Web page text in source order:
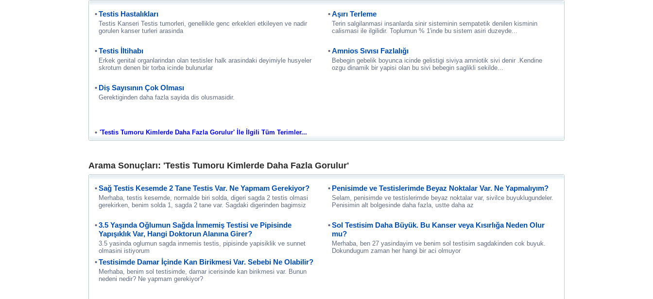
Testis Hastalıkları
Testis Kanseri Testis tumorleri, genellikle genc erkekleri etkileyen ve nadir
gorulen kanser turleri arasinda
Aşırı Terleme
Terin salgilanmasi insanlarda sinir sisteminin sempatetik denilen kisminin
calismasi ile ilgilidir. Toplumun % 1'inde bu sistem asiri duzeyde...
Testis İltihabı
Erkek genital organlarindan olan testisler halk arasindaki deyimiyle husyeler
skrotum denen bir torba icinde bulunurlar
Amnios Sıvısı Fazlalığı
Bebegin gebelik boyunca icinde gelistigi siviya amniotik sivi denir .Kendine
ozgu dinamik bir yapisi olan bu sivi bebegin saglikli sekilde...
Diş Sayısının Çok Olması
Gerektiginden daha fazla sayida dis olusmasidir.
'Testis Tumoru Kimlerde Daha Fazla Gorulur' İle İlgili Tüm Terimler...
Arama Sonuçları: 'Testis Tumoru Kimlerde Daha Fazla Gorulur'
Sağ Testis Kesemde 2 Tane Testis Var. Ne Yapmam Gerekiyor?
Merhaba, testis kesemde, normalde biri solda, digeri sagda 2 testis olmasi
gerekirken, benim solda 1, sagda 2 tane var. Sagdaki digerinden bagimsiz
Penisimde ve Testislerimde Beyaz Noktalar Var. Ne Yapmalıyım?
Selam, penisimde ve testislerimde beyaz noktalar var, sivilce buyuklugundeler.
Penisimin alt bolgesinde daha fazla, ustte daha az
3.5 Yaşında Oğlumun Sağda İnmemiş Testisi ve Pipisinde
Yapışıklık Var, Hangi Doktorun Alanına Girer?
3.5 yasinda oglumun sagda inmemis testis, pipisinde yapisiklik ve sunnet
olmasini istiyorum
Sol Testisim Daha Büyük. Bu Kanser veya Kısırlığa Neden Olur
mu?
Merhaba, ben 27 yasindayim ve benim sol testisim sagdakinden cok buyuk.
Dokundugum zaman her hangi bir aci olmuyor
Testisimde Damar İçinde Kan Birikmesi Var. Sebebi Ne Olabilir?
Merhaba, benim sol testisimde, damar icerisinde kan birikmesi var. Bunun
nedeni nedir? Ne yapmam gerekiyor?